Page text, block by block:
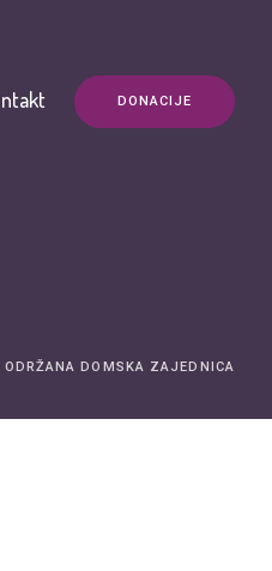
DONACIJE
ODRŽANA DOMSKA ZAJEDNICA